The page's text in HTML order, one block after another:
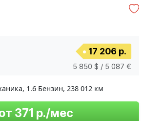
17 206 р.
5 850 $ / 5 087 €
, 1.6 Бензин, 238 012 км
371 р./мес